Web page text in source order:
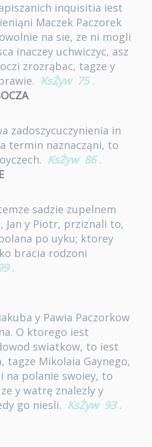
inquisitia iest
Maczek Paczorek
na sie, ze ni mogli
inaczey uchwiczyc, asz
zrozrąbac, tagze y
KsŻyw 75 .
zadoszycuczynienia in
termin naznacząni, to
KsŻyw 86 .
sadzie zupelnem
Jan y Piotr, prziznali to,
po uyku; ktorey
bracia rodzoni
.
y Pawia Paczorkow
O ktorego iest
swiatkow, to iest
tagze Mikolaia Gaynego,
na polanie swoiey, to
y watrę znalezly y
go niesli. KsŻyw 93 .